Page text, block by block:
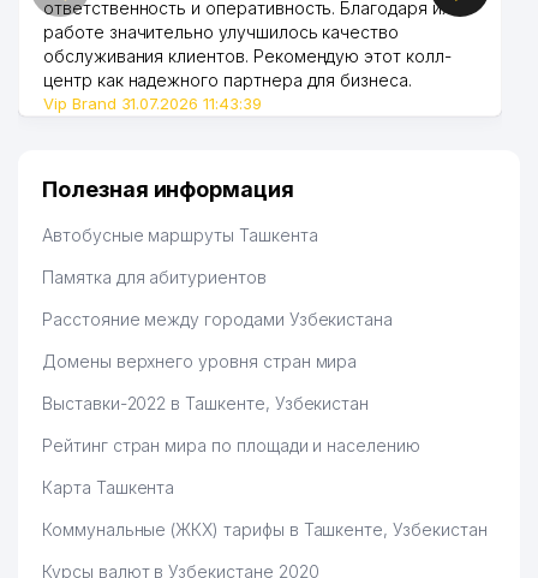
48 АШУРОВА З.Г. ИндП 192 м
DELOITTE AND TOUCHE ООО
50 UNIEQ ENERGY ООО 193 м
ООО
PROTECTOR GROUP
54
EQUIPMENT TECH SERVICE
ООО
55 SETKO ООО 197 м
56 SOFT IT SERVICE ООО
ИТАЛО-УЗБЕКСКАЯ ТОРГОВАЯ
ответственность и оперативность. Благодаря их
работе значительно улучшилось качество
обслуживания клиентов. Рекомендую этот колл-
центр как надежного партнера для бизнеса.
Vip Brand 31.07.2026 11:43:39
Полезная информация
Автобусные маршруты Ташкента
Памятка для абитуриентов
Расстояние между городами Узбекистана
Домены верхнего уровня стран мира
Выставки-2022 в Ташкенте, Узбекистан
Рейтинг стран мира по площади и населению
Карта Ташкента
Коммунальные (ЖКХ) тарифы в Ташкенте, Узбекистан
Курсы валют в Узбекистане 2020